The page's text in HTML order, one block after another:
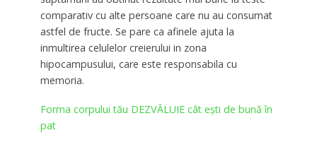
comparativ cu alte persoane care nu au consumat
astfel de fructe. Se pare ca afinele ajuta la
inmultirea celulelor creierului in zona
hipocampusului, care este responsabila cu
memoria.
Forma corpului tău DEZVĂLUIE cât eşti de bună în
pat